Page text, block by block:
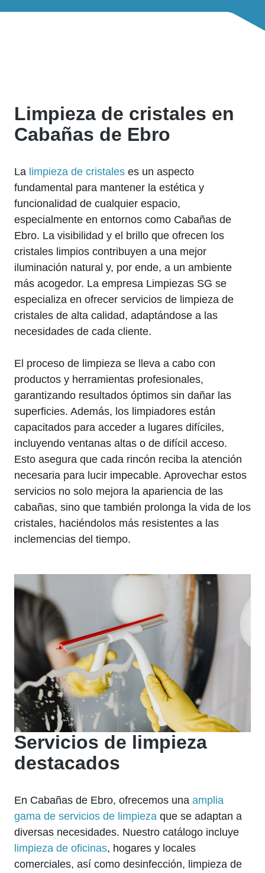
Limpieza de cristales en
Cabañas de Ebro
La limpieza de cristales es un aspecto
fundamental para mantener la estética y
funcionalidad de cualquier espacio,
especialmente en entornos como Cabañas de
Ebro. La visibilidad y el brillo que ofrecen los
cristales limpios contribuyen a una mejor
iluminación natural y, por ende, a un ambiente
más acogedor. La empresa Limpiezas SG se
especializa en ofrecer servicios de limpieza de
cristales de alta calidad, adaptándose a las
necesidades de cada cliente.
El proceso de limpieza se lleva a cabo con
productos y herramientas profesionales,
garantizando resultados óptimos sin dañar las
superficies. Además, los limpiadores están
capacitados para acceder a lugares difíciles,
incluyendo ventanas altas o de difícil acceso.
Esto asegura que cada rincón reciba la atención
necesaria para lucir impecable. Aprovechar estos
servicios no solo mejora la apariencia de las
cabañas, sino que también prolonga la vida de los
cristales, haciéndolos más resistentes a las
inclemencias del tiempo.
Servicios de limpieza
destacados
En Cabañas de Ebro, ofrecemos una amplia
gama de servicios de limpieza que se adaptan a
diversas necesidades. Nuestro catálogo incluye
limpieza de oficinas, hogares y locales
comerciales, así como desinfección, limpieza de